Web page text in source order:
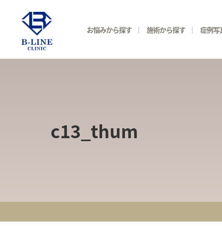
お悩みから探す 施術から探す 症例写
c13_thum